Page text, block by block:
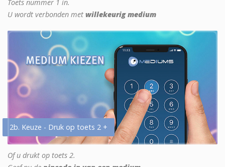
Toets nummer 1 in.
U wordt verbonden met willekeurig medium
2b. Keuze - Druk op toets 2 +
Of u drukt op toets 2.